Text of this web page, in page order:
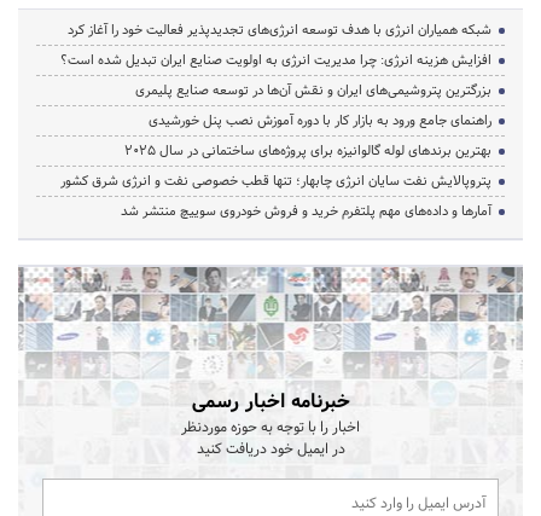
شبکه همیاران انرژی با هدف توسعه انرژی‌های تجدیدپذیر فعالیت خود را آغاز کرد
افزایش هزینه انرژی: چرا مدیریت انرژی به اولویت صنایع ایران تبدیل شده است؟
بزرگترین پتروشیمی‌های ایران و نقش آن‌ها در توسعه صنایع پلیمری
راهنمای جامع ورود به بازار کار با دوره آموزش نصب پنل خورشیدی
بهترین برندهای لوله گالوانیزه برای پروژه‌های ساختمانی در سال ۲۰۲۵
پتروپالایش نفت سایان انرژی چابهار؛ تنها قطب خصوصی نفت و انرژی شرق کشور
آمارها و داده‌های مهم پلتفرم خرید و فروش خودروی سوییچ منتشر شد
خبرنامه اخبار رسمی
اخبار را با توجه به حوزه موردنظر
در ایمیل خود دریافت کنید